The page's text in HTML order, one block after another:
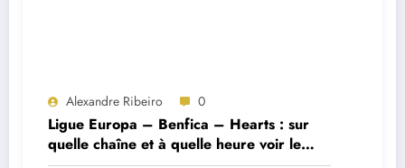
Alexandre Ribeiro 0
Ligue Europa – Benfica – Hearts : sur
quelle chaîne et à quelle heure voir le
match ?